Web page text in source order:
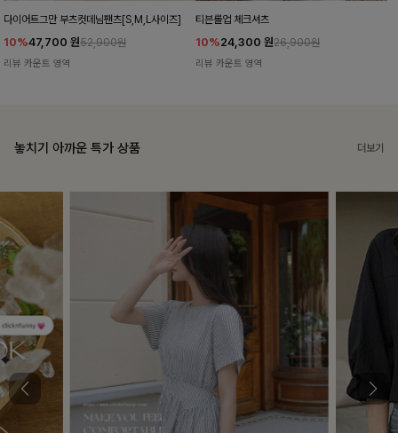
다이어트그만 부츠컷데님팬츠[S,M,L사이즈]
10%47,700 원52,900원
리뷰 카운트 영역
티븐롤업 체크셔츠
10%24,300 원26,900원
리뷰 카운트 영역
놓치기 아까운 특가 상품 더보기